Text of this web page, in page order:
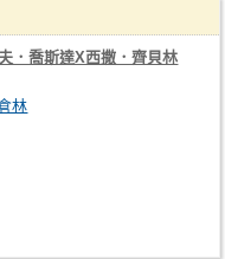
．喬斯達X西撒．齊貝林
林